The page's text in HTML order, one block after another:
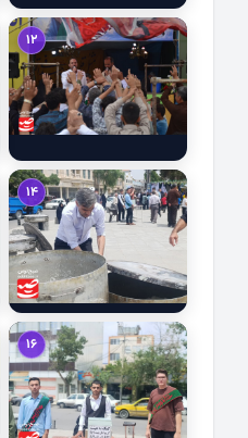
12
14
16